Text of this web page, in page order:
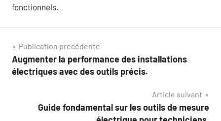
fonctionnels.
Navigation
de
Publication précédente
Augmenter la performance des installations
électriques avec des outils précis.
Article suivant
Guide fondamental sur les outils de mesure